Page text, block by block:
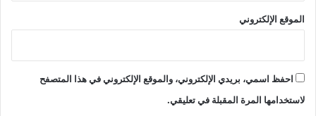
الموقع الإلكتروني
احفظ اسمي، بريدي الإلكتروني، والموقع الإلكتروني في هذا المتصفح
لاستخدامها المرة المقبلة في تعليقي.